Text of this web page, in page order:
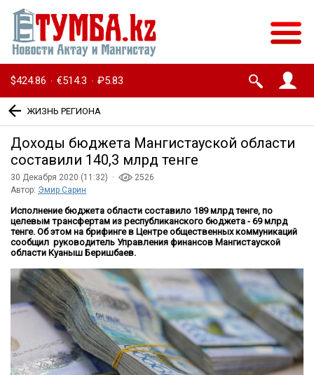
$424.86 · €514.3 · ₽5.83
ЖИЗНЬ РЕГИОНА
Доходы бюджета Мангистауской области
составили 140,3 млрд тенге
30 Декабря 2020 (11:32) ·
2526
Автор: Эмир Сарин
Исполнение бюджета области составило 189 млрд тенге, по
целевым трансфертам из республиканского бюджета - 69 млрд
тенге. Об этом на брифинге в Центре общественных коммуникаций
сообщил руководитель Управления финансов Мангистауской
области Куаныш Беришбаев.